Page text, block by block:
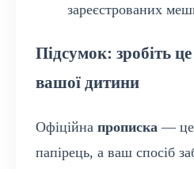
зареєстрованих
Підсумок: зробіть
вашої дитини
Офіційна прописка — це
папірець, а ваш спосіб